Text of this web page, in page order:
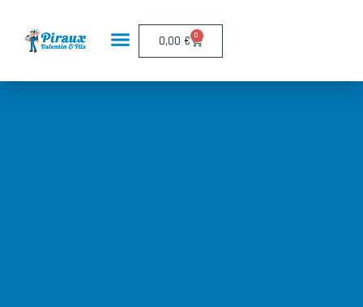
0,00 € 0